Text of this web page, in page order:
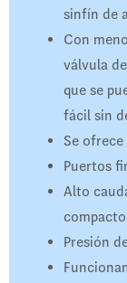
sinfín de
Con
válvula
que se
fácil sin
Se
Puertos
Alto
Presión